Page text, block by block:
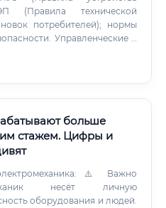
потребителей); нормы
Управленческие и
больше
стажем. Цифры и
⚠️ Важно
несёт личную
оборудования и людей.